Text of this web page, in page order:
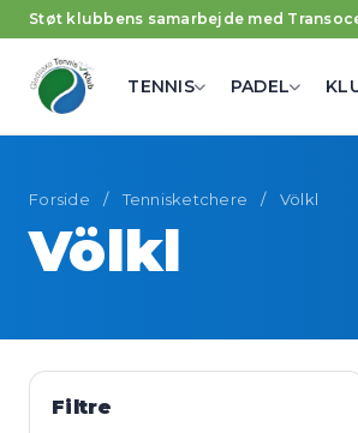
Støt klubbens samarbejde med
TENNIS PADEL
Forside / Tennisketchere / Völkl
Völkl
Filtre